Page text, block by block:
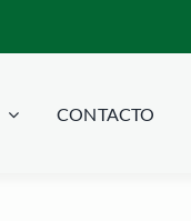
CONTACTO